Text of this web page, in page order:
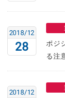
28
2018/12
ポジ
る注
2018/12